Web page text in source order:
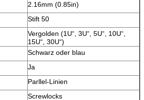
2.16mm (0.85in)
Stift 50
Vergolden (1U“, 3U“, 5U“, 10U“,
15U“, 30U“)
Schwarz oder blau
Ja
Parllel-Linien
Screwlocks